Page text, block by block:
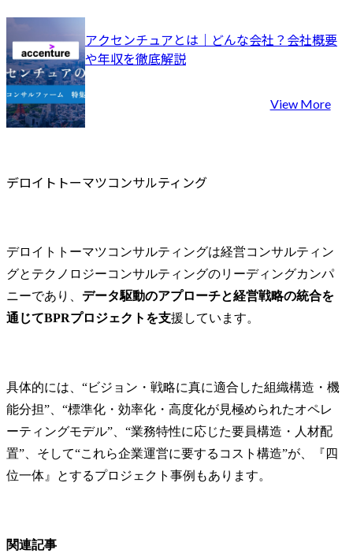
アクセンチュアとは｜どんな会社？会社概要
や年収を徹底解説
View More
デロイトトーマツコンサルティング
デロイトトーマツコンサルティングは経営コンサルティン
グとテクノロジーコンサルティングのリーディングカンパ
ニーであり、 データ駆動のアプローチと経営戦略の統合を
通じてBPRプロジェクトを支援しています。
具体的には、“ビジョン・戦略に真に適合した組織構造・機
能分担”、“標準化・効率化・高度化が見極められたオペレ
ーティングモデル”、“業務特性に応じた要員構造・人材配
置”、そして“これら企業運営に要するコスト構造”が、『四
位一体』とするプロジェクト事例もあります。
関連記事